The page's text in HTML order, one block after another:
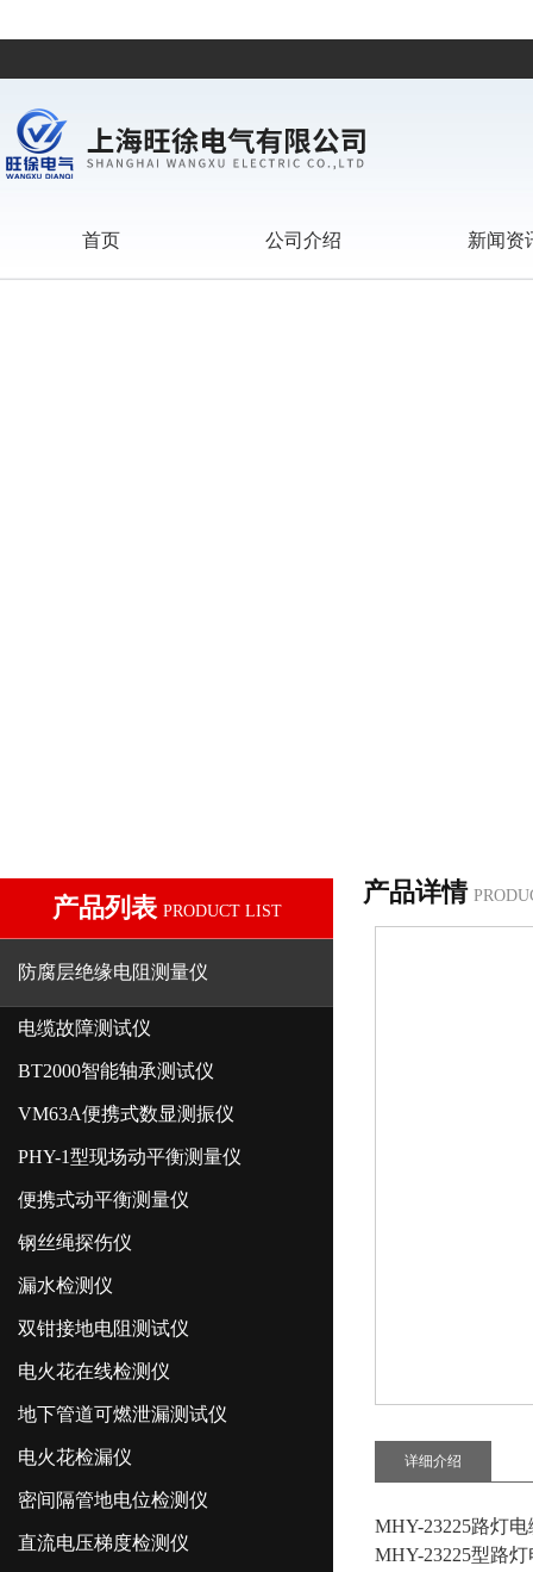
首页 公司介绍 新闻资
产品列表 PRODUCT LIST
防腐层绝缘电阻测量仪
电缆故障测试仪
BT2000智能轴承测试仪
VM63A便携式数显测振仪
PHY-1型现场动平衡测量仪
便携式动平衡测量仪
钢丝绳探伤仪
漏水检测仪
双钳接地电阻测试仪
电火花在线检测仪
地下管道可燃泄漏测试仪
电火花检漏仪
密间隔管地电位检测仪
直流电压梯度检测仪
产品详情
详细介绍
MHY-23225路灯
MHY-23225型路